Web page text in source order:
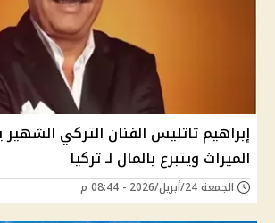
إبراهيم تاتليس الفنان التركي الشهير
الميراث ويتبرع بالمال لـ تركيا
الجمعة 24/أبريل/2026 - 08:44 م